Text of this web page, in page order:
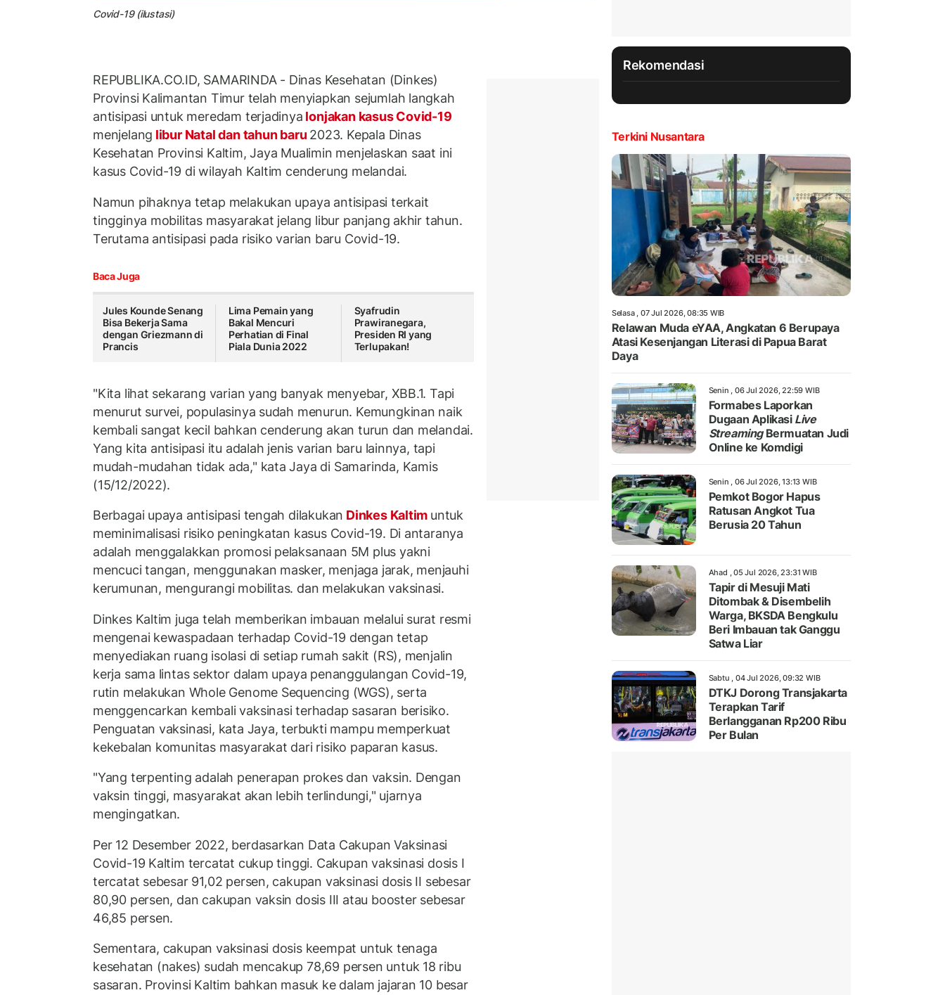
Covid-19 (ilustasi)
REPUBLIKA.CO.ID, SAMARINDA - Dinas Kesehatan (Dinkes)
Provinsi Kalimantan Timur telah menyiapkan sejumlah langkah
antisipasi untuk meredam terjadinya lonjakan kasus Covid-19
menjelang libur Natal dan tahun baru2023. Kepala Dinas
Kesehatan Provinsi Kaltim, Jaya Mualimin menjelaskan saat ini
kasus Covid-19 di wilayah Kaltim cenderung melandai.
Namun pihaknya tetap melakukan upaya antisipasi terkait
tingginya mobilitas masyarakat jelang libur panjang akhir tahun.
Terutama antisipasi pada risiko varian baru Covid-19.
Baca Juga
Jules Kounde Senang
Bisa Bekerja Sama
dengan Griezmann di
Prancis
Lima Pemain yang
Bakal Mencuri
Perhatian di Final
Piala Dunia 2022
Syafrudin
Prawiranegara,
Presiden RI yang
Terlupakan!
"Kita lihat sekarang varian yang banyak menyebar, XBB.1. Tapi
menurut survei, populasinya sudah menurun. Kemungkinan naik
kembali sangat kecil bahkan cenderung akan turun dan melandai.
Yang kita antisipasi itu adalah jenis varian baru lainnya, tapi
mudah-mudahan tidak ada," kata Jaya di Samarinda, Kamis
(15/12/2022).
Berbagai upaya antisipasi tengah dilakukan Dinkes Kaltim untuk
meminimalisasi risiko peningkatan kasus Covid-19. Di antaranya
adalah menggalakkan promosi pelaksanaan 5M plus yakni
mencuci tangan, menggunakan masker, menjaga jarak, menjauhi
kerumunan, mengurangi mobilitas. dan melakukan vaksinasi.
Dinkes Kaltim juga telah memberikan imbauan melalui surat resmi
mengenai kewaspadaan terhadap Covid-19 dengan tetap
menyediakan ruang isolasi di setiap rumah sakit (RS), menjalin
kerja sama lintas sektor dalam upaya penanggulangan Covid-19,
rutin melakukan Whole Genome Sequencing (WGS), serta
menggencarkan kembali vaksinasi terhadap sasaran berisiko.
Penguatan vaksinasi, kata Jaya, terbukti mampu memperkuat
kekebalan komunitas masyarakat dari risiko paparan kasus.
"Yang terpenting adalah penerapan prokes dan vaksin. Dengan
vaksin tinggi, masyarakat akan lebih terlindungi," ujarnya
mengingatkan.
Per 12 Desember 2022, berdasarkan Data Cakupan Vaksinasi
Covid-19 Kaltim tercatat cukup tinggi. Cakupan vaksinasi dosis I
tercatat sebesar 91,02 persen, cakupan vaksinasi dosis II sebesar
80,90 persen, dan cakupan vaksin dosis III atau booster sebesar
46,85 persen.
Sementara, cakupan vaksinasi dosis keempat untuk tenaga
kesehatan (nakes) sudah mencakup 78,69 persen untuk 18 ribu
sasaran. Provinsi Kaltim bahkan masuk ke dalam jajaran 10 besar
Rekomendasi
Terkini Nusantara
Selasa , 07 Jul 2026, 08:35 WIB
Relawan Muda eYAA, Angkatan 6 Berupaya
Atasi Kesenjangan Literasi di Papua Barat
Daya
Senin , 06 Jul 2026, 22:59 WIB
Formabes Laporkan
Dugaan Aplikasi Live
StreamingBermuatan Judi
Online ke Komdigi
Senin , 06 Jul 2026, 13:13 WIB
Pemkot Bogor Hapus
Ratusan Angkot Tua
Berusia 20 Tahun
Ahad , 05 Jul 2026, 23:31 WIB
Tapir di Mesuji Mati
Ditombak & Disembelih
Warga, BKSDA Bengkulu
Beri Imbauan tak Ganggu
Satwa Liar
Sabtu , 04 Jul 2026, 09:32 WIB
DTKJ Dorong Transjakarta
Terapkan Tarif
Berlangganan Rp200 Ribu
Per Bulan